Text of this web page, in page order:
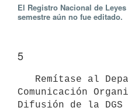
El Registro Nacional de
semestre aún no fue editado.
5
Comunicación
Difusión de la